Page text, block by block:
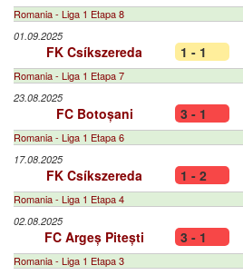
Romania - Liga 1 Etapa 8
01.09.2025
FK Csíkszereda 1 - 1
Romania - Liga 1 Etapa 7
23.08.2025
FC Botoșani 3 - 1
Romania - Liga 1 Etapa 6
17.08.2025
FK Csíkszereda 1 - 2
Romania - Liga 1 Etapa 4
02.08.2025
FC Argeș Pitești 3 - 1
Romania - Liga 1 Etapa 3